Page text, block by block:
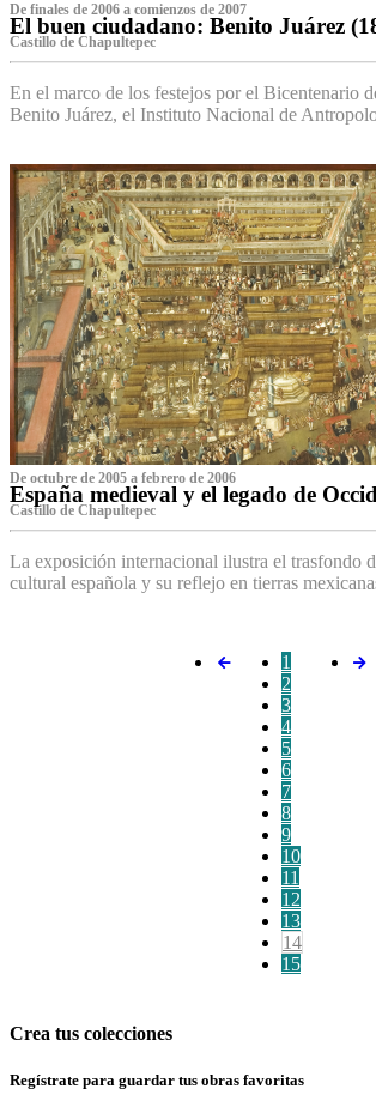
De finales de 2006 a comienzos de 2007
El buen ciudadano: Benito Juárez
Castillo de Chapultepec
En el marco de los festejos por el Bicentenario
Benito Juárez, el Instituto Nacional de
De octubre de 2005 a febrero de 2006
España medieval y el legado de
Castillo de Chapultepec
La exposición internacional ilustra el trasfondo
cultural española y su reflejo en tierras
1
2
3
4
5
6
7
8
9
10
11
12
13
14
15
Crea tus colecciones
Regístrate para guardar tus obras favoritas